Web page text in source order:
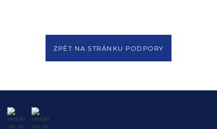
ZPĚT NA STRÁNKU PODPORY